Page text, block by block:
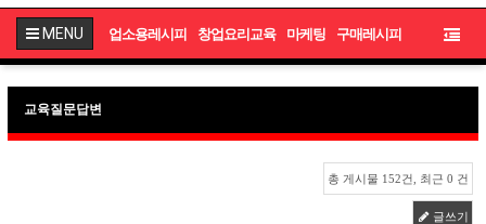
MENU 업소용레시피 창업요리교육 마케팅 구매레시피
교육질문답변
총 게시물 152건, 최근 0 건
글쓰기